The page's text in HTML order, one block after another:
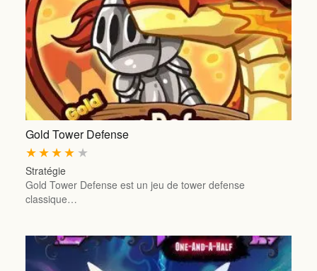
Gold Tower Defense
★
★
★
★
★
Stratégie
Gold Tower Defense est un jeu de tower defense
classique…